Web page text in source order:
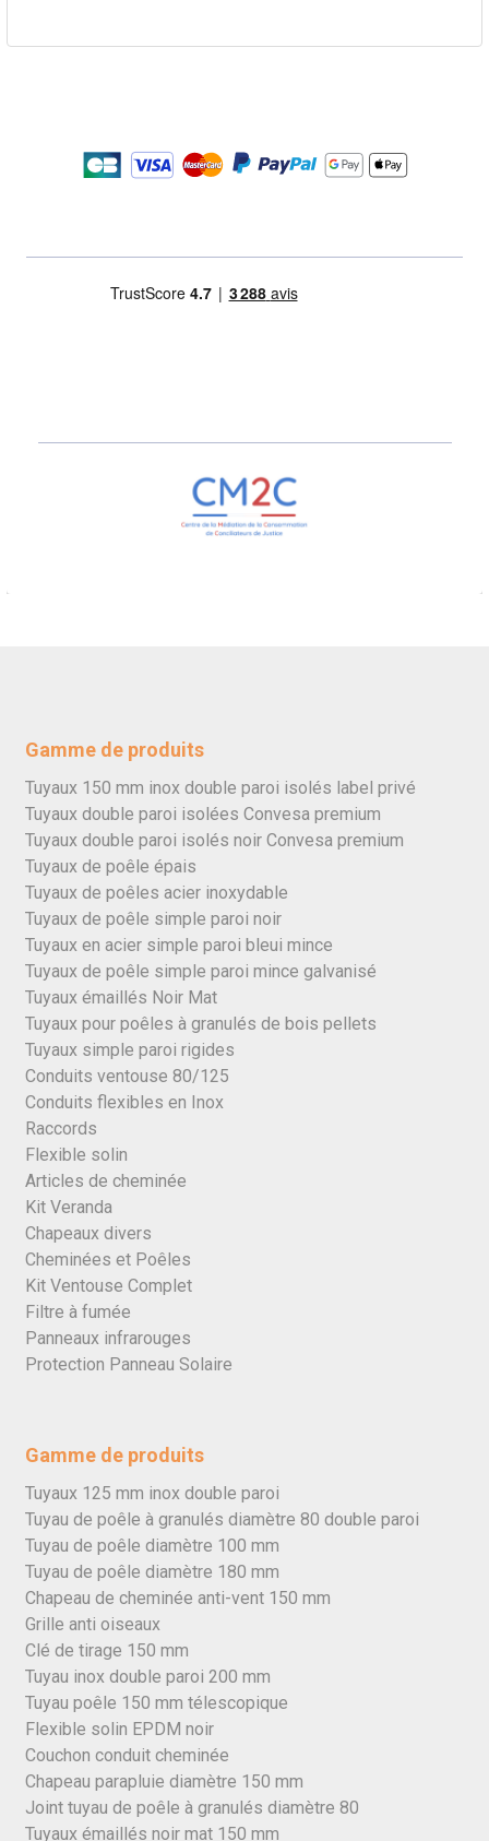
Gamme de produits
Tuyaux 150 mm inox double paroi isolés label privé
Tuyaux double paroi isolées Convesa premium
Tuyaux double paroi isolés noir Convesa premium
Tuyaux de poêle épais
Tuyaux de poêles acier inoxydable
Tuyaux de poêle simple paroi noir
Tuyaux en acier simple paroi bleui mince
Tuyaux de poêle simple paroi mince galvanisé
Tuyaux émaillés Noir Mat
Tuyaux pour poêles à granulés de bois pellets
Tuyaux simple paroi rigides
Conduits ventouse 80/125
Conduits flexibles en Inox
Raccords
Flexible solin
Articles de cheminée
Kit Veranda
Chapeaux divers
Cheminées et Poêles
Kit Ventouse Complet
Filtre à fumée
Panneaux infrarouges
Protection Panneau Solaire
Gamme de produits
Tuyaux 125 mm inox double paroi
Tuyau de poêle à granulés diamètre 80 double paroi
Tuyau de poêle diamètre 100 mm
Tuyau de poêle diamètre 180 mm
Chapeau de cheminée anti-vent 150 mm
Grille anti oiseaux
Clé de tirage 150 mm
Tuyau inox double paroi 200 mm
Tuyau poêle 150 mm télescopique
Flexible solin EPDM noir
Couchon conduit cheminée
Chapeau parapluie diamètre 150 mm
Joint tuyau de poêle à granulés diamètre 80
Tuyaux émaillés noir mat 150 mm